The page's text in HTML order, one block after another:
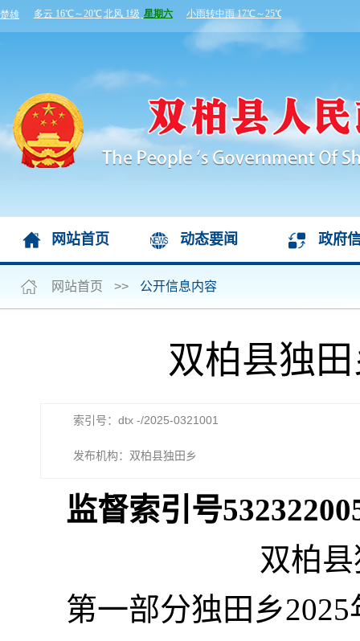
网站首页 动态要闻 政府
网站首页 >> 公开信息内容
双柏县独
索引号：dtx -/2025-0321001
发布机构：双柏县独田乡
监督索引号
双柏
第一部分独田乡